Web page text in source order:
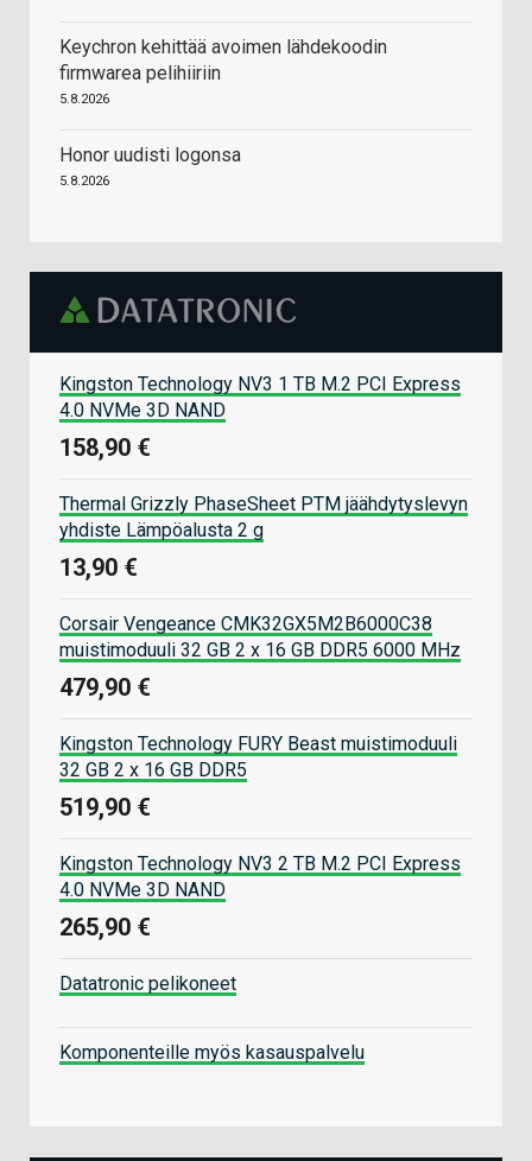
Keychron kehittää avoimen lähdekoodin
firmwarea pelihiiriin
5.8.2026
Honor uudisti logonsa
5.8.2026
Kingston Technology NV3 1 TB M.2 PCI Express
4.0 NVMe 3D NAND
158,90 €
Thermal Grizzly PhaseSheet PTM jäähdytyslevyn
yhdiste Lämpöalusta 2 g
13,90 €
Corsair Vengeance CMK32GX5M2B6000C38
muistimoduuli 32 GB 2 x 16 GB DDR5 6000 MHz
479,90 €
Kingston Technology FURY Beast muistimoduuli
32 GB 2 x 16 GB DDR5
519,90 €
Kingston Technology NV3 2 TB M.2 PCI Express
4.0 NVMe 3D NAND
265,90 €
Datatronic pelikoneet
Komponenteille myös kasauspalvelu